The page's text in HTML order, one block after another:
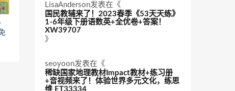
LisaAnderson发表在《
国民教辅来了！2023春季《53天天练》
1-6年级下册语数英+全优卷+答案！
XW39707
》
seoyoon发表在《
稀缺国家地理教材Impact教材+练习册
+音视频来了！体验世界多元文化，练思
维 ET33334